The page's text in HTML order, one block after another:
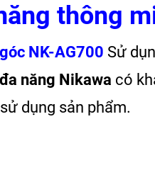
thông
NK-AG700 Sử
năng Nikawa có
dụng sản phẩm.